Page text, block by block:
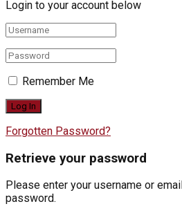
Login to your account below
Remember Me
Forgotten Password?
Retrieve your password
Please enter your username or
password.